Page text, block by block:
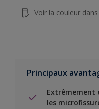
Voir la couleur
Principaux
Extrêmement
les